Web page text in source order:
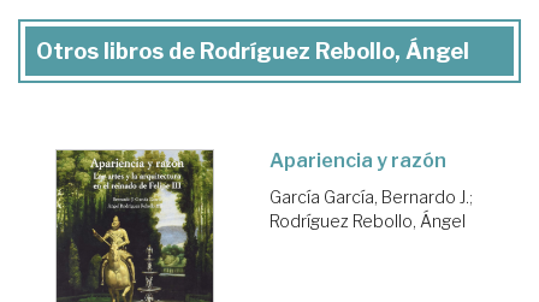
Otros libros de Rodríguez Rebollo, Ángel
Apariencia y razón
García García, Bernardo J.;
Rodríguez Rebollo, Ángel